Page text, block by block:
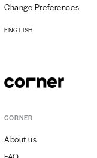
Change Preferences
ENGLISH
CORNER
About us